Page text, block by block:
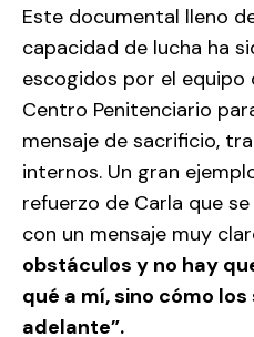
Este documental lleno
capacidad de lucha ha
escogidos por el equipo
Centro Penitenciario
mensaje de sacrificio,
internos. Un gran
refuerzo de Carla que
con un mensaje muy
obstáculos y no hay
qué a mí, sino cómo
adelante”.